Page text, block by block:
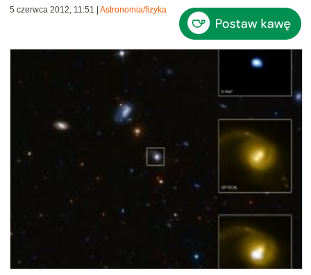
5 czerwca 2012, 11:51 Astronomia/fizyka